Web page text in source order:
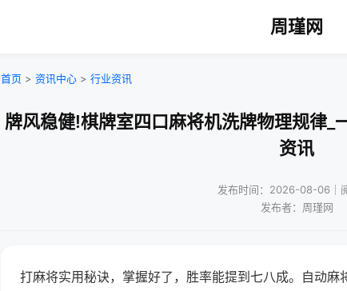
周瑾网
首页 > 资讯中心 > 行业资讯
牌风稳健!棋牌室四口麻将机洗牌物理规律_
资讯
发布时间：2026-08-06｜
发布者：周瑾网
打麻将实用秘诀，掌握好了，胜率能提到七八成。自动